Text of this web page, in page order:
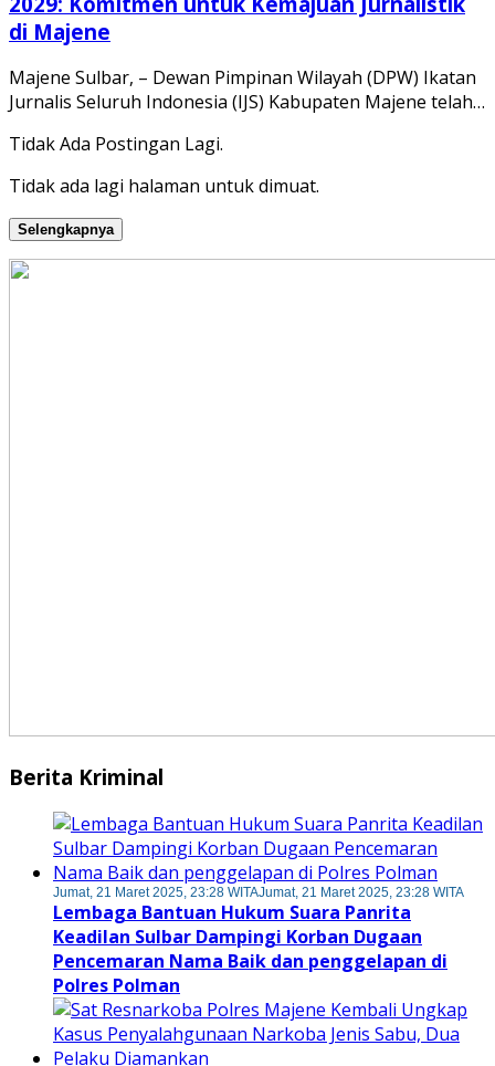
di Majene
Majene Sulbar, – Dewan Pimpinan Wilayah (DPW) Ikatan
Jurnalis Seluruh Indonesia (IJS) Kabupaten Majene telah…
Tidak Ada Postingan Lagi.
Tidak ada lagi halaman untuk dimuat.
Selengkapnya
Berita Kriminal
Jumat, 21 Maret 2025, 23:28 WITAJumat, 21 Maret 2025, 23:28 WITA
Lembaga Bantuan Hukum Suara Panrita
Keadilan Sulbar Dampingi Korban Dugaan
Pencemaran Nama Baik dan penggelapan di
Polres Polman